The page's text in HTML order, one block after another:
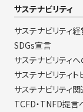
サステナビリティ
サステナビリティ
SDGs宣言
サステナビリティ
サステナビリティト
サステナビリティ
TCFD・TNFD提言